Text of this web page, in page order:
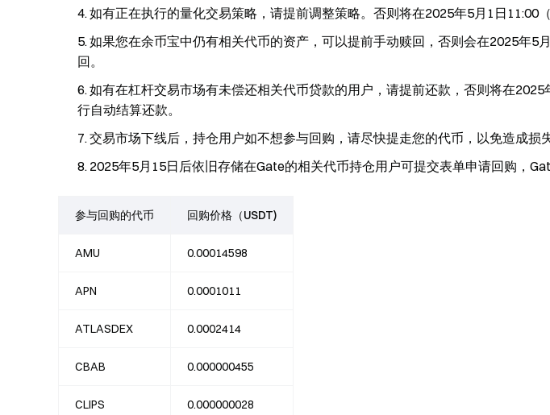
如有正在执行的量化交易策略，请提前调整策略。否则将在2025年5月1日11:00（
如果您在余币宝中仍有相关代币的资产，可以提前手动赎回，否则会在2025年5
回。
如有在杠杆交易市场有未偿还相关代币贷款的用户，请提前还款，否则将在2025
行自动结算还款。
交易市场下线后，持仓用户如不想参与回购，请尽快提走您的代币，以免造成损失
2025年5月15日后依旧存储在Gate的相关代币持仓用户可提交表单申请回购，
参与回购的代币 回购价格（USDT)
AMU 0.00014598
APN 0.0001011
ATLASDEX 0.0002414
CBAB 0.000000455
CLIPS 0.000000028